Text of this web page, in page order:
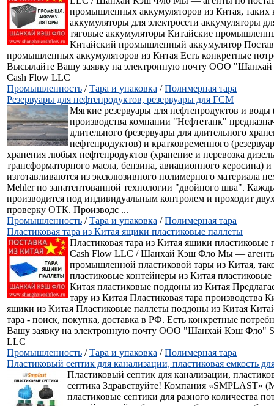
промышленных аккумуляторов из Китая, таких
аккумуляторы для электросети аккумуляторы
тяговые аккумуляторы Китайские
Китайский промышленный аккумулятор
промышленных аккумуляторов из Китая Есть конкретные
Высылайте Вашу заявку на электронную почту ООО
Cash Flow LLC
Промышленность /Тара и упаковка /Полимерная тара
Резервуары для нефтепродуктов, резервуары для ГСМ
Мягкие резервуары для нефтепродуктов и воды
производства компании "Нефтетанк"
длительного (резервуары для длительного
нефтепродуктов) и кратковременного
хранения любых нефтепродуктов (хранение и перевозка
трансформаторного масла, бензина, авиационного керосина)
изготавливаются из эксклюзивного полимерного материала
Mehler по запатентованной технологии "двойного шва".
производится под индивидуальным контролем и проходит
проверку ОТК. Производс ...
Промышленность /Тара и упаковка /Полимерная тара
Пластиковая тара из Китая ящики пластиковые паллеты
Пластиковая тара из Китая ящики пластиковые
Cash Flow LLC / Шанхай Кэш Фло Мы —
промышленной пластиковой тары из Китая,
пластиковые контейнеры из Китая
Китая пластиковые поддоны из Китая
тару из Китая Пластиковая тара производства
ящики из Китая Пластиковые паллеты поддоны из Китая
тара - поиск, покупка, доставка в РФ. Есть конкретные
Вашу заявку на электронную почту ООО "Шанхай Кэш Фло"
LLC
Промышленность /Тара и упаковка /Полимерная тара
Пластиковый септик для канализации, пластиковая емкость
Пластиковый септик для канализации,
септика Здравствуйте! Компания «SMPLAST»
пластиковые септики для разного количества